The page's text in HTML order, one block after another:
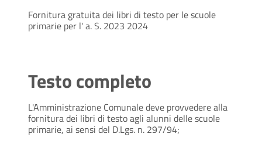
Fornitura gratuita dei libri di testo per le scuole
primarie per l' a. S. 2023 2024
Testo completo
L'Amministrazione Comunale deve provvedere alla
fornitura dei libri di testo agli alunni delle scuole
primarie, ai sensi del D.Lgs. n. 297/94;